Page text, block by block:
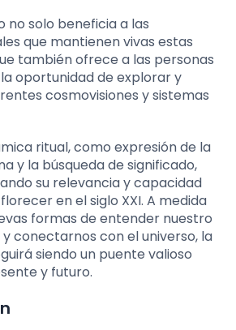
no solo beneficia a las
que mantienen vivas estas
también ofrece a las personas
oportunidad de explorar y
cosmovisiones y sistemas
ritual, como expresión de la
y la búsqueda de significado,
su relevancia y capacidad
en el siglo XXI. A medida
formas de entender nuestro
conectarnos con el universo, la
siendo un puente valioso
y futuro.